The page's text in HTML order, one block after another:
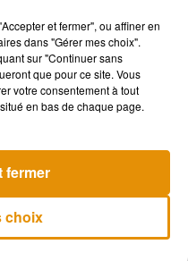
et fermer", ou affiner en
dans "Gérer mes choix".
sur "Continuer sans
que pour ce site. Vous
votre consentement à tout
en bas de chaque page.
choix
fermer